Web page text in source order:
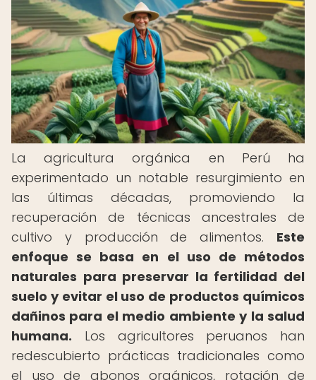
La agricultura orgánica en Perú ha
experimentado un notable resurgimiento en
las últimas décadas, promoviendo la
recuperación de técnicas ancestrales de
cultivo y producción de alimentos. Este
enfoque se basa en el uso de métodos
naturales para preservar la fertilidad del
suelo y evitar el uso de productos químicos
dañinos para el medio ambiente y la salud
humana. Los agricultores peruanos han
redescubierto prácticas tradicionales como
el uso de abonos orgánicos, rotación de